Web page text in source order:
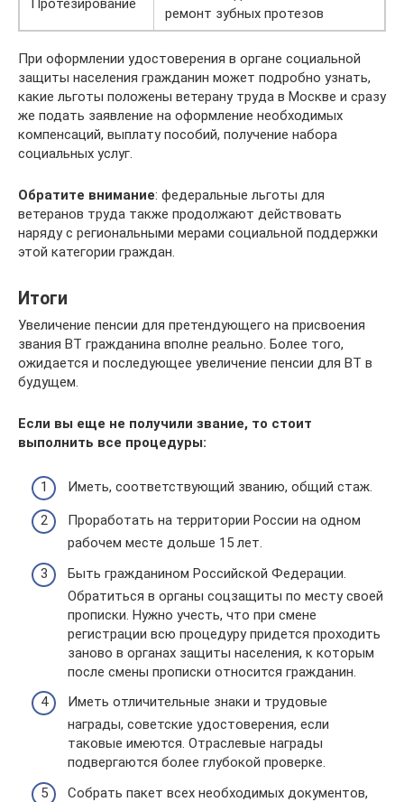
Протезирование
ремонт зубных протезов
При оформлении удостоверения в органе социальной
защиты населения гражданин может подробно узнать,
какие льготы положены ветерану труда в Москве и сразу
же подать заявление на оформление необходимых
компенсаций, выплату пособий, получение набора
социальных услуг.
Обратите внимание: федеральные льготы для
ветеранов труда также продолжают действовать
наряду с региональными мерами социальной поддержки
этой категории граждан.
Итоги
Увеличение пенсии для претендующего на присвоения
звания ВТ гражданина вполне реально. Более того,
ожидается и последующее увеличение пенсии для ВТ в
будущем.
Если вы еще не получили звание, то стоит
выполнить все процедуры:
Иметь, соответствующий званию, общий стаж.
Проработать на территории России на одном
рабочем месте дольше 15 лет.
Быть гражданином Российской Федерации.
Обратиться в органы соцзащиты по месту своей
прописки. Нужно учесть, что при смене
регистрации всю процедуру придется проходить
заново в органах защиты населения, к которым
после смены прописки относится гражданин.
Иметь отличительные знаки и трудовые
награды, советские удостоверения, если
таковые имеются. Отраслевые награды
подвергаются более глубокой проверке.
Собрать пакет всех необходимых документов,